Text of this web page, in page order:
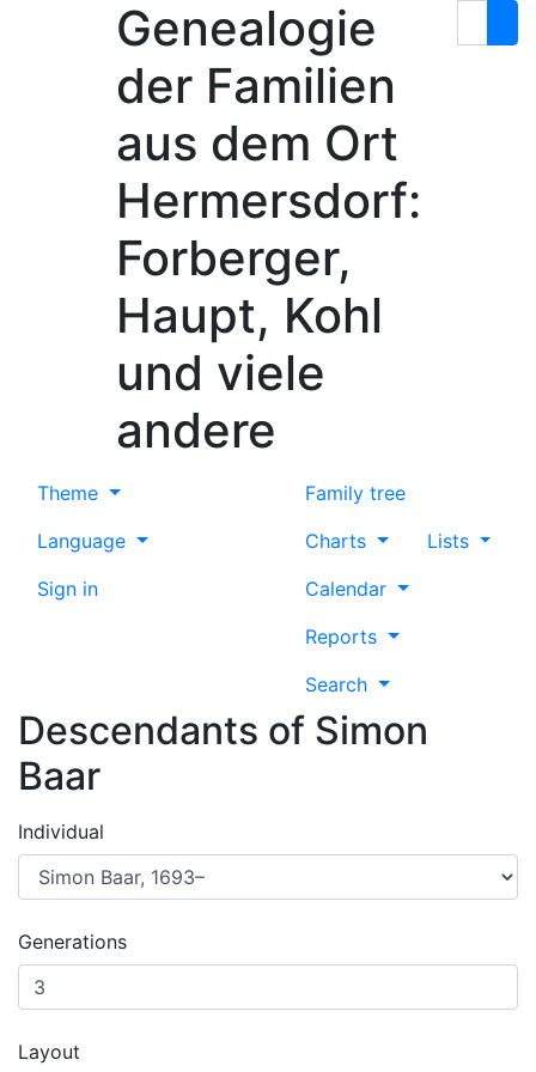
Genealogie
der Familien
aus dem Ort
Hermersdorf:
Forberger,
Haupt, Kohl
und viele
andere
Theme
Language
Sign in
Family tree
Charts
Lists
Calendar
Reports
Search
Descendants of Simon
Baar
Individual
Generations
Layout